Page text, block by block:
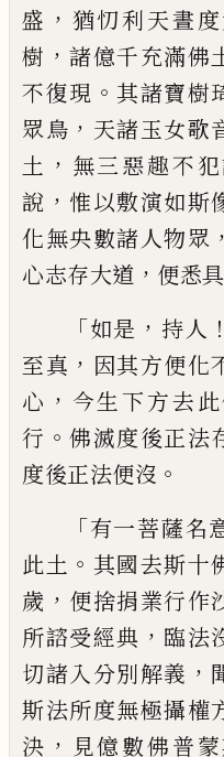
盛 ， 猶忉利天晝度
樹 ，諸億千充滿佛
不復現 。其諸寶樹
眾鳥 ， 天諸玉女歌
土 ， 無三惡趣不
說 ， 惟以敷演如斯
化無央數諸人物眾 ，
心志存大道 ， 便悉具
「如是 ， 持人
至真 ， 因其方便化
心 ， 今生下方去
行 。佛滅度後正法
度後正法便沒 。
「有一菩薩名
此土 。 其國去斯十
歲 ， 便捨捐業行作
所諮受經典 ， 臨法
切諸入分別解義 ，
斯法所度無極攝權
決 ， 見億數佛普